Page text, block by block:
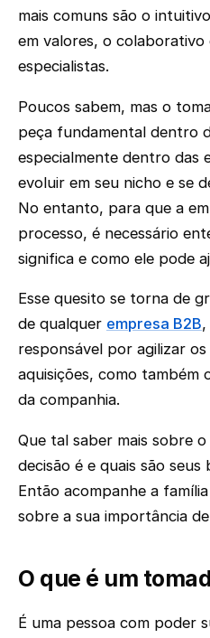
mais comuns são o
em valores, o colaborativo
especialistas.
Poucos sabem, mas o
peça fundamental dentro
especialmente dentro das
evoluir em seu nicho e se
No entanto, para que a
processo, é necessário
significa e como ele pode
Esse quesito se torna de
de qualquer empresa B2B,
responsável por agilizar
aquisições, como também
da companhia.
Que tal saber mais sobre
decisão é e quais são
Então acompanhe a
sobre a sua importância
O que é um
É uma pessoa com poder